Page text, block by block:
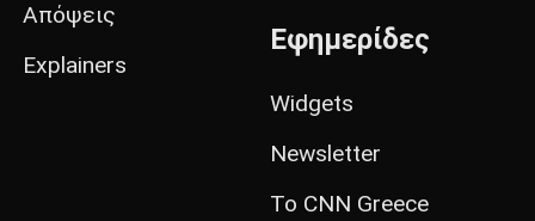
Απόψεις
Explainers
Εφημερίδες
Widgets
Newsletter
Το CNN Greece